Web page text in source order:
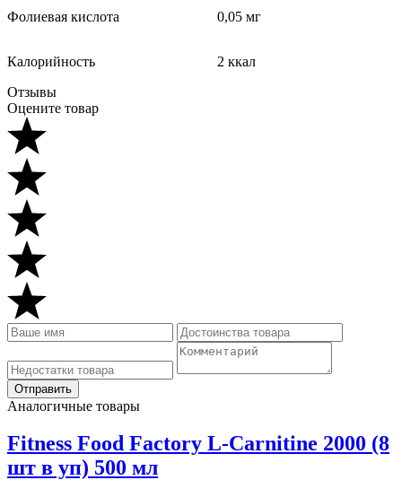
Фолиевая кислота 0,05 мг
Калорийность
2 ккал
Отзывы
Оцените товар
Аналогичные товары
Fitness Food Factory L-Carnitine 2000 (8
шт в уп) 500 мл